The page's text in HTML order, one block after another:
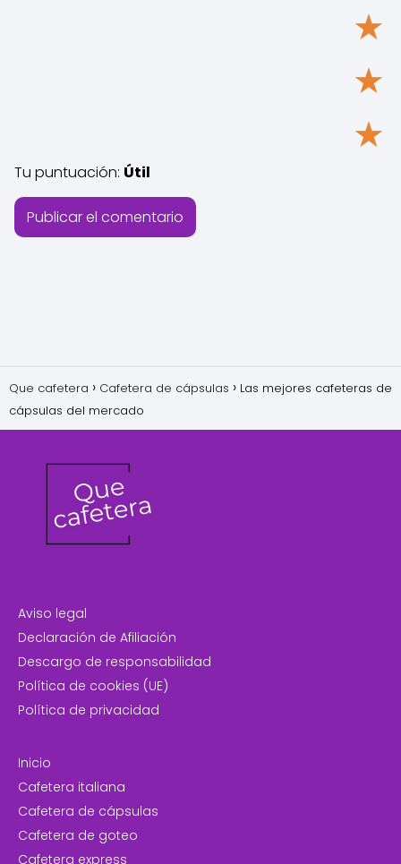
★
★
★
Tu puntuación: Útil
Que cafetera Cafetera de cápsulas
Las mejores cafeteras de
cápsulas del mercado
Aviso legal
Declaración de Afiliación
Descargo de responsabilidad
Política de cookies (UE)
Política de privacidad
Inicio
Cafetera italiana
Cafetera de cápsulas
Cafetera de goteo
Cafetera express